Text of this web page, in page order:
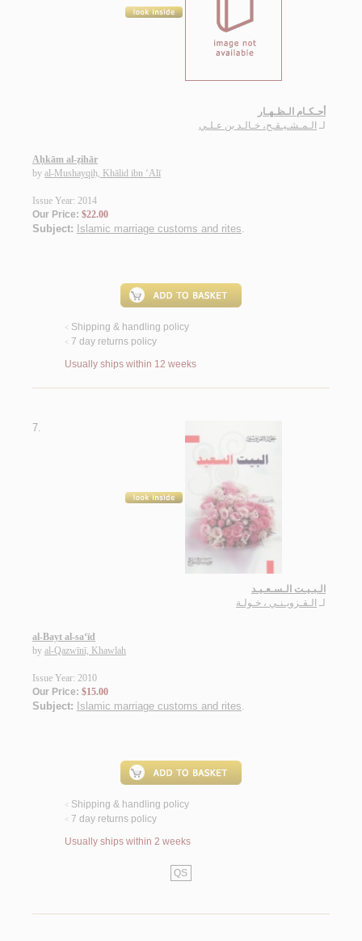
أحـكـام الـظـهـار
لـ الـمـشـيـقـح، خـالـد بن عـلـي
Aḥkām al-ẓihār
by al-Mushayqiḥ, Khālid ibn ‘Alī
Issue Year: 2014
Our Price: $22.00
Subject: Islamic marriage customs and rites.
< Shipping & handling policy
< 7 day returns policy
Usually ships within 12 weeks
7.
الـبـيـت الـسـعـيـد
لـ الـقـزويـنـي ، خـولـة
al-Bayt al-sa‘īd
by al-Qazwīnī, Khawlah
Issue Year: 2010
Our Price: $15.00
Subject: Islamic marriage customs and rites.
< Shipping & handling policy
< 7 day returns policy
Usually ships within 2 weeks
QS